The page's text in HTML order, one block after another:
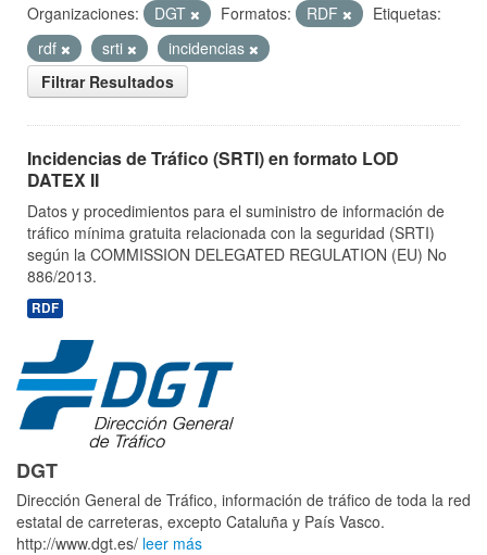
Organizaciones:
DGT Formatos: RDF
Etiquetas:
rdf
srti
incidencias
Filtrar Resultados
Incidencias de Tráfico (SRTI) en formato LOD
DATEX II
Datos y procedimientos para el suministro de información de
tráfico mínima gratuita relacionada con la seguridad (SRTI)
según la COMMISSION DELEGATED REGULATION (EU) No
886/2013.
RDF
DGT
Dirección General de Tráfico, información de tráfico de toda la red
estatal de carreteras, excepto Cataluña y País Vasco.
http://www.dgt.es/ leer más